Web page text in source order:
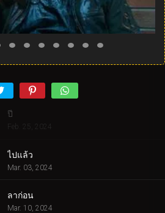
ปี
Feb. 25, 2024
ไปแล้ว
Mar. 03, 2024
ลาก่อน
Mar. 10, 2024